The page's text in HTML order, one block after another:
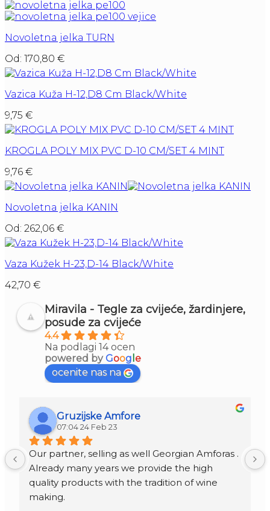
Novoletna jelka TURN
Od: 170,80 €
Vazica Kuža H-12,D8 Cm Black/White
9,75 €
KROGLA POLY MIX PVC D-10 CM/SET 4 MINT
9,76 €
Novoletna jelka KANIN
Od: 262,06 €
Vaza Kužek H-23,D-14 Black/White
42,70 €
Miravila - Tegle za cvijeće, žardinjere,
posude za cvijeće
4.4
Na podlagi 14 ocen
powered byGoog e
ocenite nas na
Gruzijske Amfore
07:04 24 Feb 23
Our partner, selling as well Georgian Amforas .
Already many years we provide the high
quality products with the tradition of wine
making.